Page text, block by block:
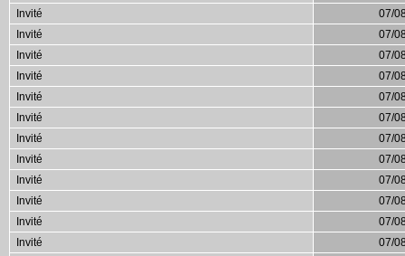
Invité
07/
Invité
07/
Invité
07/
Invité
07/
Invité
07/
Invité
07/
Invité
07/
Invité
07/
Invité
07/
Invité
07/
Invité
07/
Invité
07/